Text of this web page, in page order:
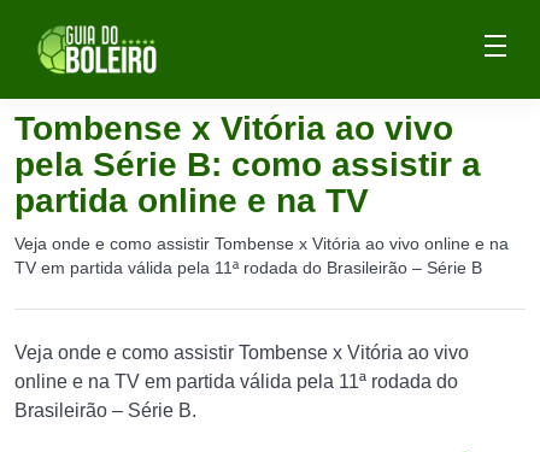
Tombense x Vitória ao vivo
pela Série B: como assistir a
partida online e na TV
Veja onde e como assistir Tombense x Vitória ao vivo online e na
TV em partida válida pela 11ª rodada do Brasileirão – Série B
Veja onde e como assistir Tombense x Vitória ao vivo
online e na TV em partida válida pela 11ª rodada do
Brasileirão – Série B.